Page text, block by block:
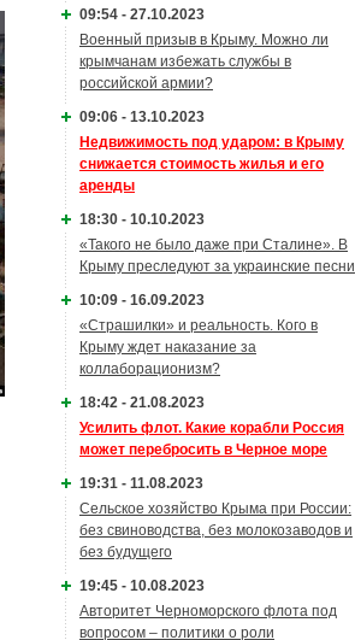
09:54 - 27.10.2023
Военный призыв в Крыму. Можно ли
крымчанам избежать службы в
российской армии?
09:06 - 13.10.2023
Недвижимость под ударом: в Крыму
снижается стоимость жилья и его
аренды
18:30 - 10.10.2023
«Такого не было даже при Сталине». В
Крыму преследуют за украинские песни
10:09 - 16.09.2023
«Страшилки» и реальность. Кого в
Крыму ждет наказание за
коллаборационизм?
18:42 - 21.08.2023
Усилить флот. Какие корабли Россия
может перебросить в Черное море
19:31 - 11.08.2023
Сельское хозяйство Крыма при России:
без свиноводства, без молокозаводов и
без будущего
19:45 - 10.08.2023
Авторитет Черноморского флота под
вопросом – политики о роли